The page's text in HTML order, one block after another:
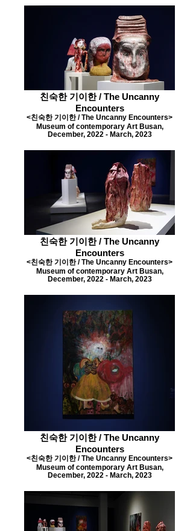
친숙한 기이한 / The Uncanny
Encounters
<친숙한 기이한 / The Uncanny Encounters>
Museum of contemporary Art Busan,
December, 2022 - March, 2023
친숙한 기이한 / The Uncanny
Encounters
<친숙한 기이한 / The Uncanny Encounters>
Museum of contemporary Art Busan,
December, 2022 - March, 2023
친숙한 기이한 / The Uncanny
Encounters
<친숙한 기이한 / The Uncanny Encounters>
Museum of contemporary Art Busan,
December, 2022 - March, 2023